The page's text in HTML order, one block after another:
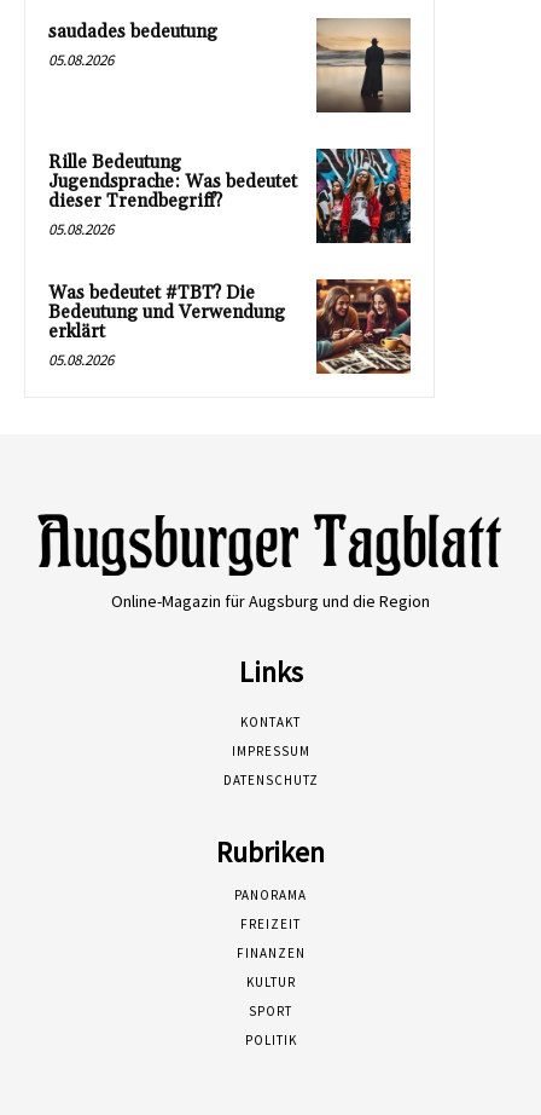
saudades bedeutung
05.08.2026
Rille Bedeutung
Jugendsprache: Was bedeutet
dieser Trendbegriff?
05.08.2026
Was bedeutet #TBT? Die
Bedeutung und Verwendung
erklärt
05.08.2026
Online-Magazin für Augsburg und die Region
Links
KONTAKT
IMPRESSUM
DATENSCHUTZ
Rubriken
PANORAMA
FREIZEIT
FINANZEN
KULTUR
SPORT
POLITIK